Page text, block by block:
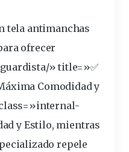
tela antimanchas
ofrecer
» title=»✅
Comodidad y
y Estilo, mientras
repele